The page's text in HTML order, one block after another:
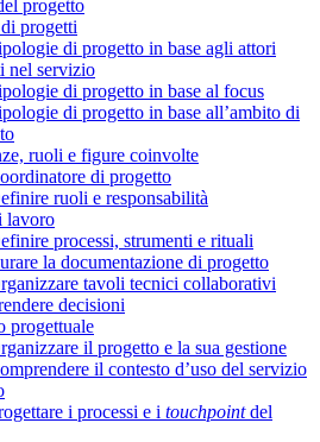
progetto
progetti
di progetto in base agli attori
nel servizio
di progetto in base al focus
di progetto in base all’ambito di
ruoli e figure coinvolte
di progetto
ruoli e responsabilità
lavoro
processi, strumenti e rituali
la documentazione di progetto
tavoli tecnici collaborativi
decisioni
progettuale
il progetto e la sua gestione
il contesto d’uso del servizio
i processi e i touchpointdel